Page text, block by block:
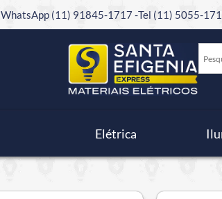
WhatsApp (11) 91845-1717 -Tel (11) 5055-
Elétrica